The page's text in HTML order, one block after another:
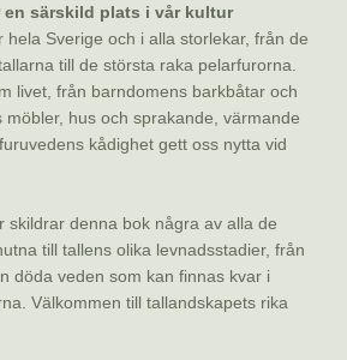
en särskild plats i vår kultur
hela Sverige och i alla storlekar, från de
till de största raka pelarfurorna.
livet, från barndomens barkbåtar och
möbler, hus och sprakande, värmande
kådighet gett oss nytta vid
skildrar denna bok några av alla de
till tallens olika levnadsstadier, från
döda veden som kan finnas kvar i
Välkommen till tallandskapets rika